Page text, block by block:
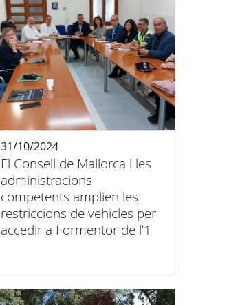
El Consell de Mallorca i les
administracions
competents amplien les
restriccions de vehicles per
accedir a Formentor de l’1
Pollença
31/10/2024